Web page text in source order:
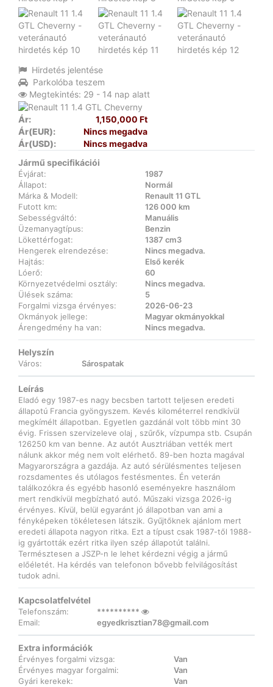
Hirdetés jelentése
Parkolóba teszem
Megtekintés: 29 - 14 nap alatt
Ár:
1,150,000 Ft
Ár(EUR):
Nincs megadva
Ár(USD):
Nincs megadva
Jármű specifikációi
Évjárat:
1987
Állapot:
Normál
Márka & Modell:
Renault 11 GTL
Futott km:
126 000 km
Sebességváltó:
Manuális
Üzemanyagtípus:
Benzin
Lökettérfogat:
1387 cm3
Hengerek elrendezése:
Nincs megadva.
Hajtás:
Első kerék
Lóerő:
60
Környezetvédelmi osztály:
Nincs megadva.
Ülések száma:
5
Forgalmi vizsga érvényes:
2026-06-23
Okmányok jellege:
Magyar okmányokkal
Árengedmény ha van:
Nincs megadva.
Helyszín
Város: Sárospatak
Leírás
Eladó egy 1987-es nagy becsben tartott teljesen eredeti
állapotú Francia gyöngyszem. Kevés kilométerrel rendkívül
megkímélt állapotban. Egyetlen gazdánál volt több mint 30
évig. Frissen szervizeleve olaj , szűrők, vízpumpa stb. Csupán
126250 km van benne. Az autót Ausztriában vették mert
nálunk akkor még nem volt elérhető. 89-ben hozta magával
Magyarországra a gazdája. Az autó sérülésmentes teljesen
rozsdamentes és utólagos festésmentes. Én veterán
találkozókra és egyébb hasonló eseményekre használom
mert rendkívül megbízható autó. Műszaki vizsga 2026-ig
érvényes. Kívül, belül egyaránt jó állapotban van ami a
fényképeken tökéletesen látszik. Gyűjtőknek ajánlom mert
eredeti állapota nagyon ritka. Ezt a típust csak 1987-től 1988-
ig gyártották ezért ritka ilyen szép állapotút találni.
Természtesen a JSZP-n le lehet kérdezni végig a jármű
előéletét. Ha kérdés van telefonon bővebb felvilágosítást
tudok adni.
Kapcsolatfelvétel
Telefonszám:
**********
Email:
egyedkrisztian78@gmail.com
Extra információk
Érvényes forgalmi vizsga:
Van
Érvényes magyar forgalmi:
Van
Gyári kerekek:
Van